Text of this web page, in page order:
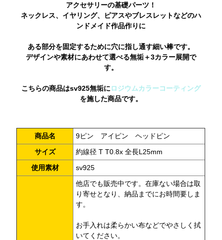
アクセサリーの基礎パーツ！
ネックレス、イヤリング、ピアスやブレスレットなどのハ
ンドメイド作品作りに
ある部分を固定するために穴に指し通す細い棒です。
デザインや素材にあわせて選べる無垢＋3カラー展開で
す。
こちらの商品はsv925無垢にロジウムカラーコーティング
を施した商品です。
商品名
9ピン アイピン ヘッドピン
サイズ
約線径 T T0.8x 全長L25mm
使用素材
sv925
他店でも販売中です。在庫ない場合は取
り寄せとなり、納品までにお時間要しま
す。
お手入れは柔らかい布などでやさしく拭
いてください。